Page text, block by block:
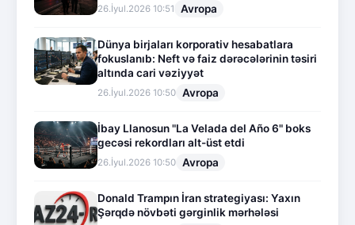
26.İyul.2026 10:51 Avropa
Dünya birjaları korporativ hesabatlara
fokuslanıb: Neft və faiz dərəcələrinin təsiri
altında cari vəziyyət
26.İyul.2026 10:50 Avropa
İbay Llanosun "La Velada del Año 6" boks
gecəsi rekordları alt-üst etdi
26.İyul.2026 10:50 Avropa
Donald Trampın İran strategiyası: Yaxın
Şərqdə növbəti gərginlik mərhələsi